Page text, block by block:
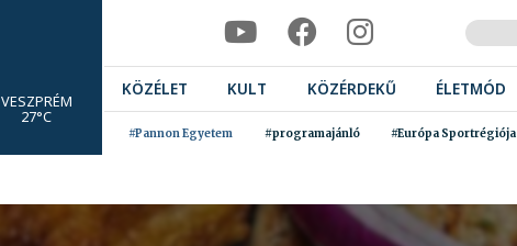
VESZPRÉM
27°C
KÖZÉLET KULT KÖZÉRDEKŰ ÉLETMÓD
#Pannon Egyetem #programajánló #Európa Sportrégiója